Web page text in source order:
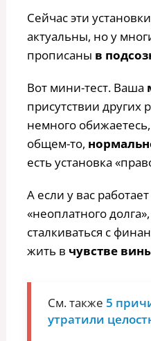
Сейчас эти
актуальны, но у
прописаны в
Вот мини-тест. Ваша
присутствии других
немного обижаетесь,
общем-то,
есть установка
А если у вас
«неоплатного
сталкиваться с
жить в чувстве
См. также 5
утратили